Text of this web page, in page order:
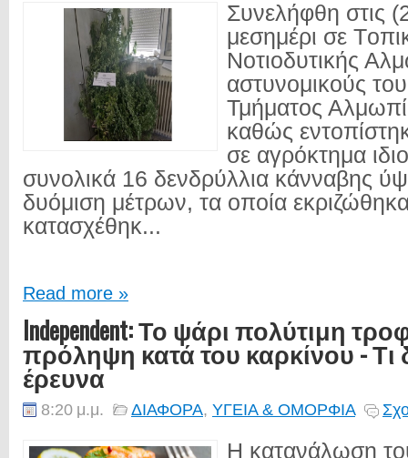
Συνελήφθη στις
μεσημέρι σε
Νοτιοδυτικής
αστυνομικούς
Τμήματος
καθώς
σε αγρόκτημα
συνολικά 16 δενδρύλλια κάνναβης
δυόμιση μέτρων, τα οποία
κατασχέθηκ...
Read more »
Independent: Το ψάρι πολύτιμη
πρόληψη κατά του καρκίνου - Τι
έρευνα
8:20 μ.μ. ΔΙΑΦΟΡΑ, ΥΓΕΙΑ & ΟΜΟΡΦΙΑ
Η κατανάλωση